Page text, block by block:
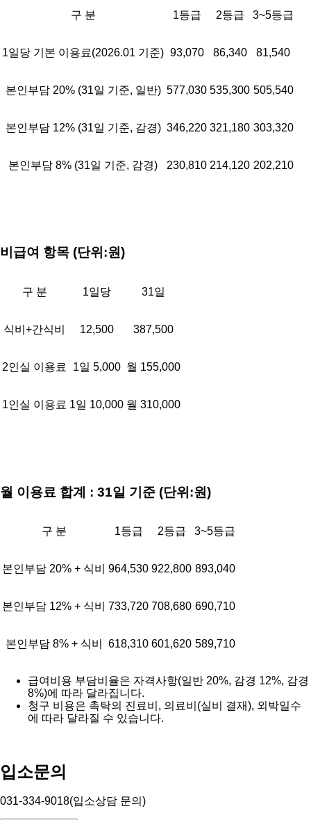
구 분 1등급 2등급 3~5등급
1일당 기본 이용료(2026.01 기준) 93,070 86,340 81,540
본인부담 20% (31일 기준, 일반) 577,030 535,300 505,540
본인부담 12% (31일 기준, 감경) 346,220 321,180 303,320
본인부담 8% (31일 기준, 감경) 230,810 214,120 202,210
비급여 항목 (단위:원)
구 분 1일당 31일
식비+간식비 12,500 387,500
2인실 이용료 1일 5,000 월 155,000
1인실 이용료 1일 10,000 월 310,000
월 이용료 합계 : 31일 기준 (단위:원)
구 분 1등급 2등급 3~5등급
본인부담 20% + 식비 964,530 922,800 893,040
본인부담 12% + 식비 733,720 708,680 690,710
본인부담 8% + 식비 618,310 601,620 589,710
급여비용 부담비율은 자격사항(일반 20%, 감경 12%, 감경
8%)에 따라 달라집니다.
청구 비용은 촉탁의 진료비, 의료비(실비 결재), 외박일수
에 따라 달라질 수 있습니다.
입소문의
031-334-9018(입소상담 문의)